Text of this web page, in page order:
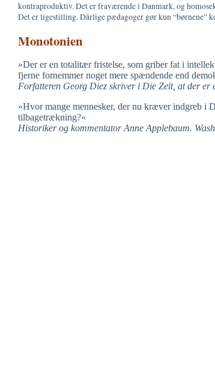
kontraproduktiv. Det er fraværende i Danmark, og
Det er ligestilling. Dårlige pædagoger gør kun “børnene”
Monotonien
»Der er en totalitær fristelse, som griber fat i
fjerne fornemmer noget mere spændende end
Forfatteren Georg Diez skriver i Die Zeit, at der
»Hvor mange mennesker, der nu kræver indgreb i
tilbagetrækning?«
Historiker og kommentator Anne Applebaum.